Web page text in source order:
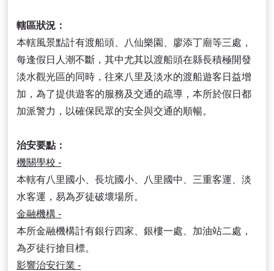
轄區狀況：
本轄風景點計有渡船頭、八仙樂園、廖添丁廟等三處，
每逢假日人潮不斷，其中尤其以渡船頭在縣長積極開發
淡水觀光區的同時，往來八里及淡水的渡船遊客日益增
加，為了提供遊客的服務及交通的疏導，本所於假日都
加派警力，以確保民眾的安全與交通的順暢。
治安要點：
機關學校 -
本轄有八里國小、長坑國小、八里國中、三重客運、淡
水客運，易為歹徒破壞場所。
金融機構 -
本所金融機構計有銀行四家、銀樓一處、加油站二處，
為歹徒行搶目標。
影響治安行業 -